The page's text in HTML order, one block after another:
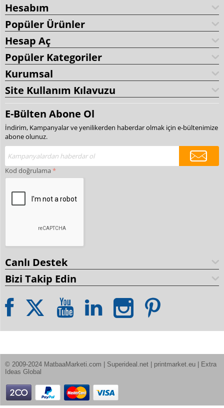
Hesabım
Popüler Ürünler
Hesap Aç
Popüler Kategoriler
Kurumsal
Site Kullanım Kılavuzu
E-Bülten Abone Ol
İndirim, Kampanyalar ve yenilikerden haberdar olmak için e-bültenimize
abone olunuz.
Kod doğrulama
Canlı Destek
Bizi Takip Edin
© 2009-2024 MatbaaMarketi.com | Superideal.net | printmarket.eu | Extra
Ideas Global